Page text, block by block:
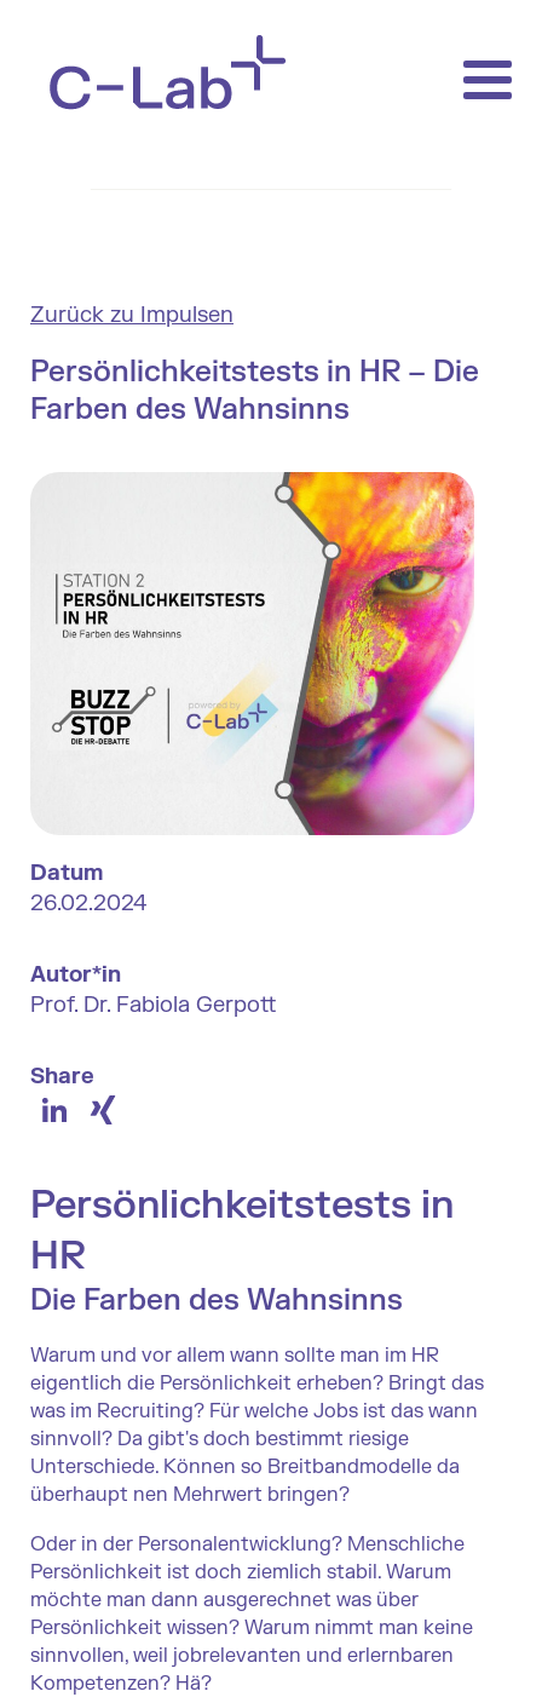
Zurück zu Impulsen
Persönlichkeitstests in HR – Die
Farben des Wahnsinns
Datum
26.02.2024
Autor*in
Prof. Dr. Fabiola Gerpott
Share
LinkedIn
Persönlichkeitstests in
HR
Die Farben des Wahnsinns
Warum und vor allem wann sollte man im HR
eigentlich die Persönlichkeit erheben? Bringt das
was im Recruiting? Für welche Jobs ist das wann
sinnvoll? Da gibt's doch bestimmt riesige
Unterschiede. Können so Breitbandmodelle da
überhaupt nen Mehrwert bringen?
Oder in der Personalentwicklung? Menschliche
Persönlichkeit ist doch ziemlich stabil. Warum
möchte man dann ausgerechnet was über
Persönlichkeit wissen? Warum nimmt man keine
sinnvollen, weil jobrelevanten und erlernbaren
Kompetenzen? Hä?